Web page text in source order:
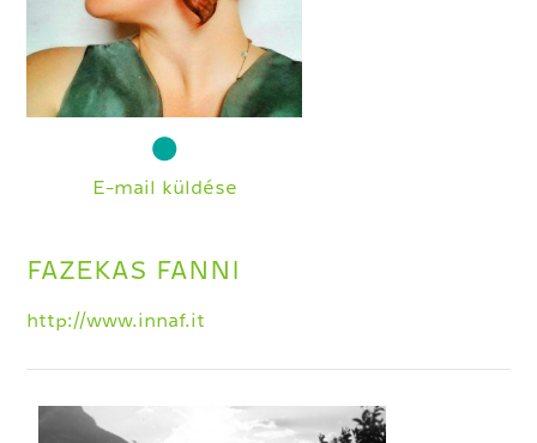
E-mail küldése
FAZEKAS FANNI
http://www.innaf.it